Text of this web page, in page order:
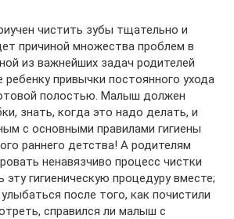
чистить зубы тщательно и
причиной множества проблем в
из важнейших задач родителей
ребенку привычки постоянного ухода
полостью. Малыш должен
знать, когда это надо делать, и
с основными правилами гигиены
раннего детства! А родителям
ненавязчиво процесс чистки
эту гигиеническую процедуру вместе;
после того, как почистили
справился ли малыш с